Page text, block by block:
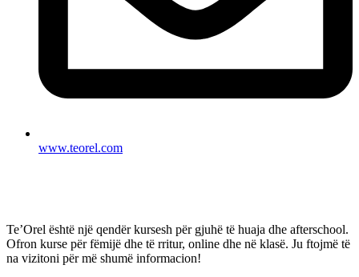
www.teorel.com
Te’Orel është një qendër kursesh për gjuhë të huaja dhe afterschool.
Ofron kurse për fëmijë dhe të rritur, online dhe në klasë. Ju ftojmë të
na vizitoni për më shumë informacion!